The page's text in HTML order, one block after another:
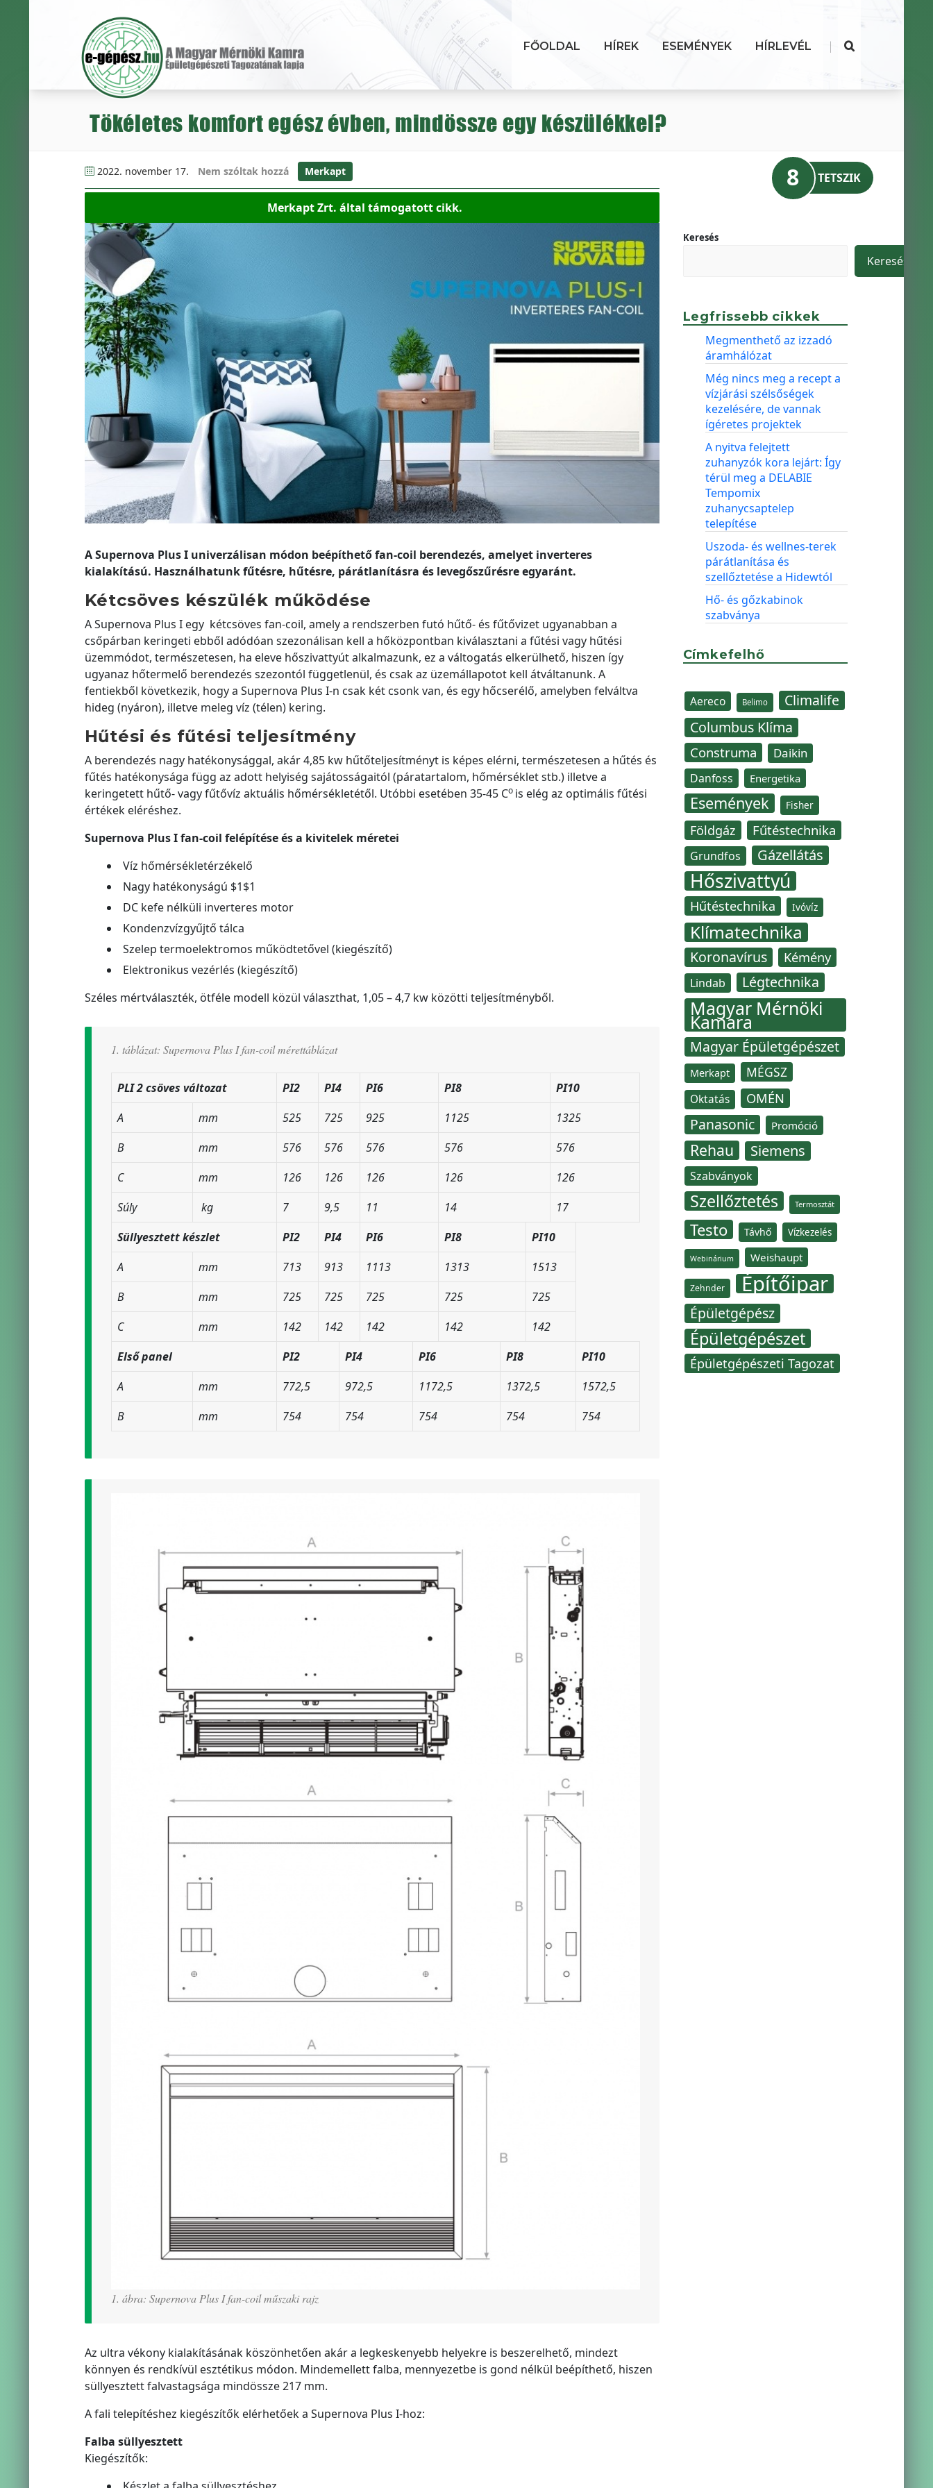
FŐOLDAL HÍREK ESEMÉNYEK HÍRLEVÉL |
Tökéletes komfort egész évben, mindössze egy készülékkel?
2022. november 17. Nem szóltak hozzá Merkapt
Merkapt Zrt. által támogatott cikk.
A Supernova Plus I univerzálisan módon beépíthető fan-coil berendezés, amelyet inverteres
kialakítású. Használhatunk fűtésre, hűtésre, párátlanításra és levegőszűrésre egyaránt.
Kétcsöves készülék működése
A Supernova Plus I egy kétcsöves fan-coil, amely a rendszerben futó hűtő- és fűtővizet ugyanabban a
csőpárban keringeti ebből adódóan szezonálisan kell a hőközpontban kiválasztani a fűtési vagy hűtési
üzemmódot, természetesen, ha eleve hőszivattyút alkalmazunk, ez a váltogatás elkerülhető, hiszen így
ugyanaz hőtermelő berendezés szezontól függetlenül, és csak az üzemállapotot kell átváltanunk. A
fentiekből következik, hogy a Supernova Plus I-n csak két csonk van, és egy hőcserélő, amelyben felváltva
hideg (nyáron), illetve meleg víz (télen) kering.
Hűtési és fűtési teljesítmény
A berendezés nagy hatékonysággal, akár 4,85 kw hűtőteljesítményt is képes elérni, természetesen a hűtés és
fűtés hatékonysága függ az adott helyiség sajátosságaitól (páratartalom, hőmérséklet stb.) illetve a
keringetett hűtő- vagy fűtővíz aktuális hőmérsékletétől. Utóbbi esetében 35-45 Co is elég az optimális fűtési
értékek eléréshez.
Supernova Plus Ifan-coil felépítése és a kivitelek méretei
Víz hőmérsékletérzékelő
Nagy hatékonyságú $1$1
DC kefe nélküli inverteres motor
Kondenzvízgyűjtő tálca
Szelep termoelektromos működtetővel (kiegészítő)
Elektronikus vezérlés (kiegészítő)
Széles mértválaszték, ötféle modell közül választhat, 1,05 – 4,7 kw közötti teljesítményből.
1. táblázat: Supernova Plus I fan-coil mérettáblázat
PLI 2 csöves változat PI2 PI4 PI6 PI8
PI10
A
mm 525 725 925 1125
1325
B
mm 576 576 576 576
576
C
mm 126 126 126 126
126
Súly
kg 7 9,5 11 14
17
Süllyesztett készlet
PI2 PI4 PI6 PI8
PI10
A
mm 713 913 1113 1313
1513
B
mm 725 725 725 725
725
C
mm 142 142 142 142
142
Első panel
PI2 PI4 PI6 PI8
PI10
A
mm 772,5 972,5 1172,5 1372,5
1572,5
B
mm 754 754 754 754 754
1. ábra: Supernova Plus I fan-coil műszaki rajz
Az ultra vékony kialakításának köszönhetően akár a legkeskenyebb helyekre is beszerelhető, mindezt
könnyen és rendkívül esztétikus módon. Mindemellett falba, mennyezetbe is gond nélkül beépíthető, hiszen
süllyesztett falvastagsága mindössze 217 mm.
A fali telepítéshez kiegészítők elérhetőek a Supernova Plus I-hoz:
Falba süllyesztett
Kiegészítők:
8 TETSZIK
Keresés
Keresés
Legfrissebb cikkek
Megmenthető az izzadó
áramhálózat
Még nincs meg a recept a
vízjárási szélsőségek
kezelésére, de vannak
ígéretes projektek
A nyitva felejtett
zuhanyzók kora lejárt: Így
térül meg a DELABIE
Tempomix
zuhanycsaptelep
telepítése
Uszoda- és wellnes-terek
párátlanítása és
szellőztetése a Hidewtól
Hő- és gőzkabinok
szabványa
Címkefelhő
Aereco Belimo
Climalife
Columbus Klíma
Construma Daikin
Danfoss Energetika
Események Fisher
Földgáz Fűtéstechnika
Grundfos Gázellátás
Hőszivattyú
Hűtéstechnika Ivóvíz
Klímatechnika
Koronavírus Kémény
Lindab Légtechnika
Magyar Mérnöki
Kamara
Magyar Épületgépészet
Merkapt MÉGSZ
Oktatás OMÉN
Panasonic Promóció
Rehau Siemens
Szabványok
Szellőztetés Termosztát
Testo Távhő Vízkezelés
Webinárium Weishaupt
Zehnder Építőipar
Épületgépész
Épületgépészet
Épületgépészeti Tagozat